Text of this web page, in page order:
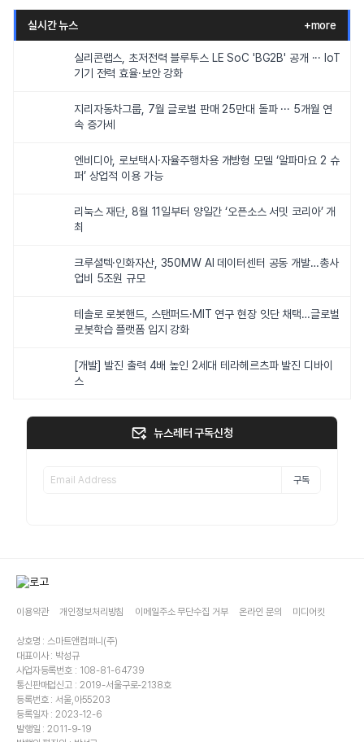
실시간 뉴스 +more
실리콘랩스, 초저전력 블루투스 LE SoC 'BG2B' 공개 ··· IoT
기기 전력 효율·보안 강화
지리자동차그룹, 7월 글로벌 판매 25만대 돌파 ··· 5개월 연
속 증가세
엔비디아, 로보택시·자율주행차용 개방형 모델 ‘알파마요 2 슈
퍼’ 상업적 이용 가능
리눅스 재단, 8월 11일부터 양일간 ‘오픈소스 서밋 코리아’ 개
최
크루셜텍·인화자산, 350MW AI 데이터센터 공동 개발…총사
업비 5조원 규모
테솔로 로봇핸드, 스탠퍼드·MIT 연구 현장 잇단 채택…글로벌
로봇학습 플랫폼 입지 강화
[개발] 발진 출력 4배 높인 2세대 테라헤르츠파 발진 디바이
스
뉴스레터 구독신청
구독
이용약관 개인정보처리방침 이메일주소 무단수집 거부 온라인 문의 미디어킷
상호명 : 스마트앤컴퍼니(주)
대표이사 : 박성규
사업자등록번호 : 108-81-64739
통신판매업신고 : 2019-서울구로-2138호
등록번호 : 서울,아55203
등록일자 : 2023-12-6
발행일 : 2011-9-19